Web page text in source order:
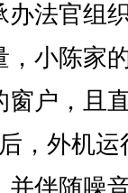
法官组
，小陈家
窗户，且
，外机运
并伴随噪